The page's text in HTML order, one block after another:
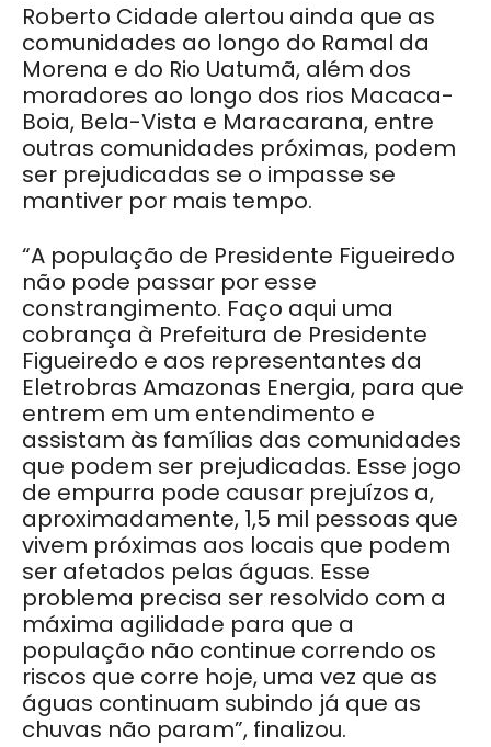
Roberto Cidade alertou ainda que as
comunidades ao longo do Ramal da
Morena e do Rio Uatumã, além dos
moradores ao longo dos rios Macaca-
Boia, Bela-Vista e Maracarana, entre
outras comunidades próximas, podem
ser prejudicadas se o impasse se
mantiver por mais tempo.
“A população de Presidente Figueiredo
não pode passar por esse
constrangimento. Faço aqui uma
cobrança à Prefeitura de Presidente
Figueiredo e aos representantes da
Eletrobras Amazonas Energia, para que
entrem em um entendimento e
assistam às famílias das comunidades
que podem ser prejudicadas. Esse jogo
de empurra pode causar prejuízos a,
aproximadamente, 1,5 mil pessoas que
vivem próximas aos locais que podem
ser afetados pelas águas. Esse
problema precisa ser resolvido com a
máxima agilidade para que a
população não continue correndo os
riscos que corre hoje, uma vez que as
águas continuam subindo já que as
chuvas não param”, finalizou.